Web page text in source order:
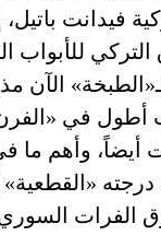
فيدانت
للأبواب
الآن
أطول في
أيضاً، وأهم
«القطعية»
السوري،